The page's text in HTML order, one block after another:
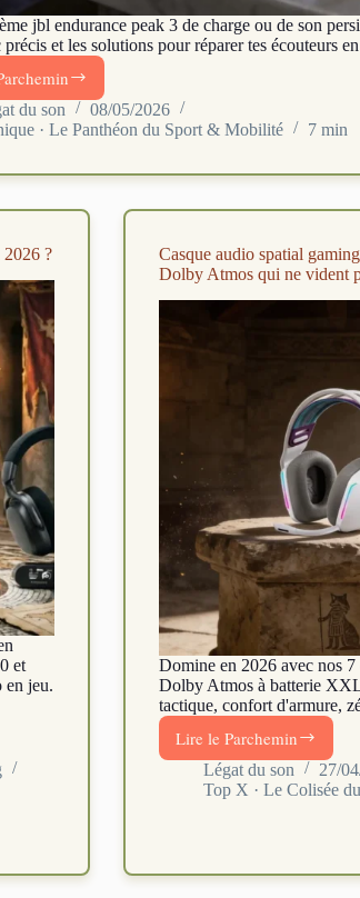
jbl endurance peak 3 de charge ou de son
et les solutions pour réparer tes écouteurs
JBL
Endurance
Peak
:
problèmes
et
solutions
en
2026
du son
08/05/2026
· Le Panthéon du Sport & Mobilité
7 min
?
et
en jeu.
Casque audio spatial
Dolby Atmos qui ne vident
Domine en 2026 avec nos 7
Dolby Atmos à batterie
tactique, confort d'armure,
Lire le Parchemin
Casque
audio
spatial
7
Légat du son
27/
Top X · Le Colisée